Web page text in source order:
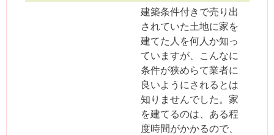
建築条件付きで売り出
されていた土地に家を
建てた人を何人か知っ
ていますが、こんなに
条件が狭めらて業者に
良いようにされるとは
知りませんでした。家
を建てるのは、ある程
度時間がかかるので、